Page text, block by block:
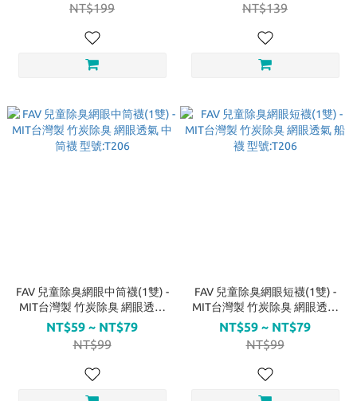
NT$199
NT$139
FAV 兒童除臭網眼中筒襪(1雙) -
MIT台灣製 竹炭除臭 網眼透氣
中筒襪 型號:T206
NT$59 ~ NT$79
NT$99
FAV 兒童除臭網眼短襪(1雙) -
MIT台灣製 竹炭除臭 網眼透氣
船襪 型號:T206
NT$59 ~ NT$79
NT$99